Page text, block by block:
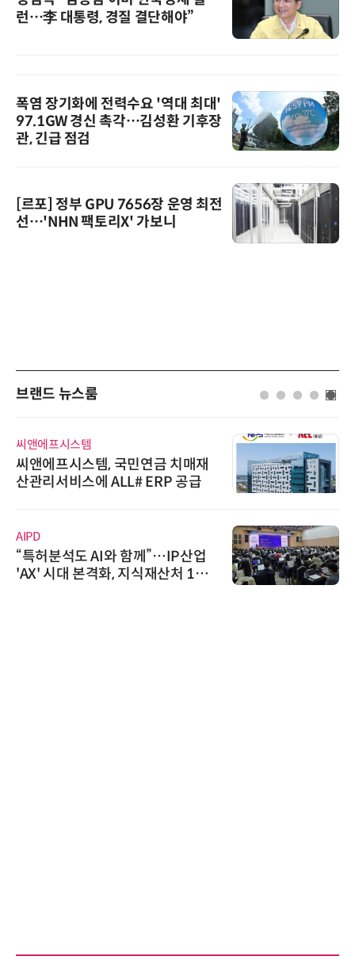
런…李 대통령, 경질 결단해야”
폭염 장기화에 전력수요 '역대 최대'
97.1GW 경신 촉각…김성환 기후장
관, 긴급 점검
[르포] 정부 GPU 7656장 운영 최전
선…'NHN 팩토리X' 가보니
브랜드 뉴스룸
씨앤에프시스템
씨앤에프시스템, 국민연금 치매재
산관리서비스에 ALL# ERP 공급
AIPD
“특허분석도 AI와 함께”…IP산업
'AX' 시대 본격화, 지식재산처 1호